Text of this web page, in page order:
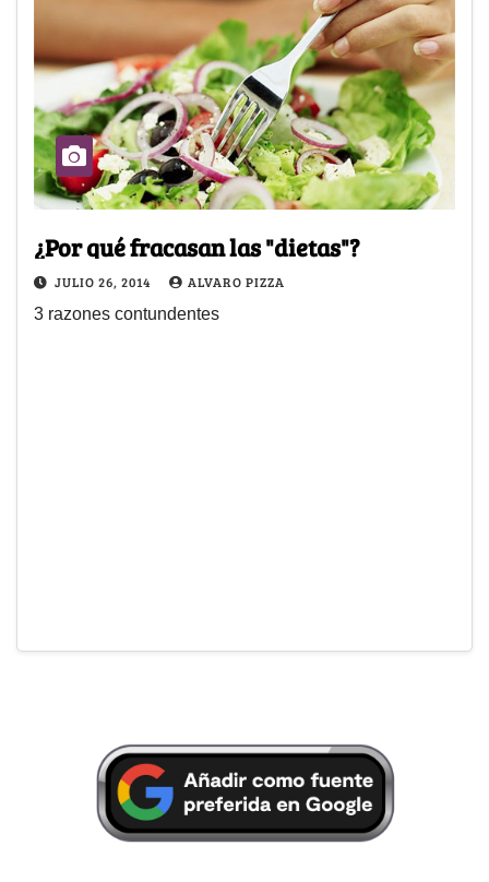
¿Por qué fracasan las "dietas"?
JULIO 26, 2014 ALVARO PIZZA
3 razones contundentes